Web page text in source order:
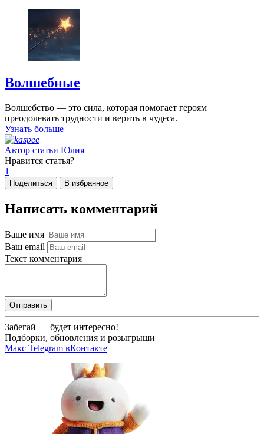
Волшебные
Волшебство — это сила, которая помогает героям
преодолевать трудности и верить в чудеса.
Узнать больше
Автор статьи Юлия
Нравится статья?
1
Поделиться В избранное
Написать комментарий
Ваше имя
Ваш email
Текст комментария
Отправить
Забегай — будет интересно!
Подборки, обновления и розыгрыши
Макс Telegram вКонтакте